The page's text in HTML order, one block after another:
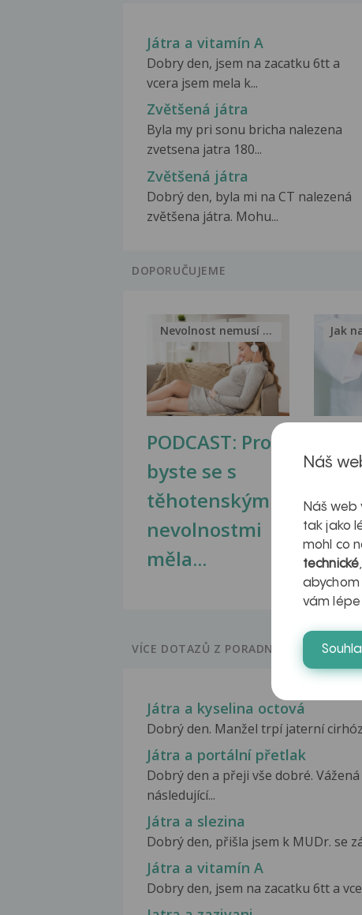
Játra a vitamín A
Dobry den, jsem na zacatku 6tt a
vcera jsem mela k...
Zvětšená játra
Byla my pri sonu bricha nalezena
zvetsena jatra 180...
Zvětšená játra
Dobrý den, byla mi na CT nalezená
zvětšena játra. Mohu...
DOPORUČUJEME
PODCAST: Proč
byste se s
těhotenskými
nevolnostmi
měla...
Nevolnost nemusí být nutnou...
jater
Jak
VÍCE DOTAZŮ Z PORADNY
Játra a kyselina octová
Dobrý den. Manžel trpí jaterní
Játra a portální přetlak
Dobrý den a přeji vše dobré.
následující...
Játra a slezina
Dobrý den, přišla jsem k MUDr. se
Játra a vitamín A
Dobry den, jsem na zacatku 6tt a
Náš
Náš web
tak jako
mohl co
technické
abychom
vám lépe